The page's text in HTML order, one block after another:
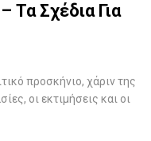
Τα Σχέδια Για
προσκήνιο, χάριν της
οι εκτιμήσεις και οι